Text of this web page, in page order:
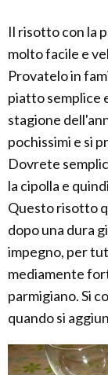
Il risotto con la
molto facile e
Provatelo in
piatto semplice
stagione
pochissimi e si
Dovrete
la cipolla e
Questo risotto
dopo una dura
impegno, per
mediamente
parmigiano. Si
quando si